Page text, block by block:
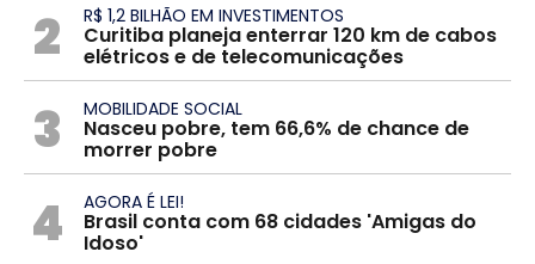
2 R$ 1,2 BILHÃO EM INVESTIMENTOS
Curitiba planeja enterrar 120 km de cabos
elétricos e de telecomunicações
3 MOBILIDADE SOCIAL
Nasceu pobre, tem 66,6% de chance de
morrer pobre
4 AGORA É LEI!
Brasil conta com 68 cidades 'Amigas do
Idoso'